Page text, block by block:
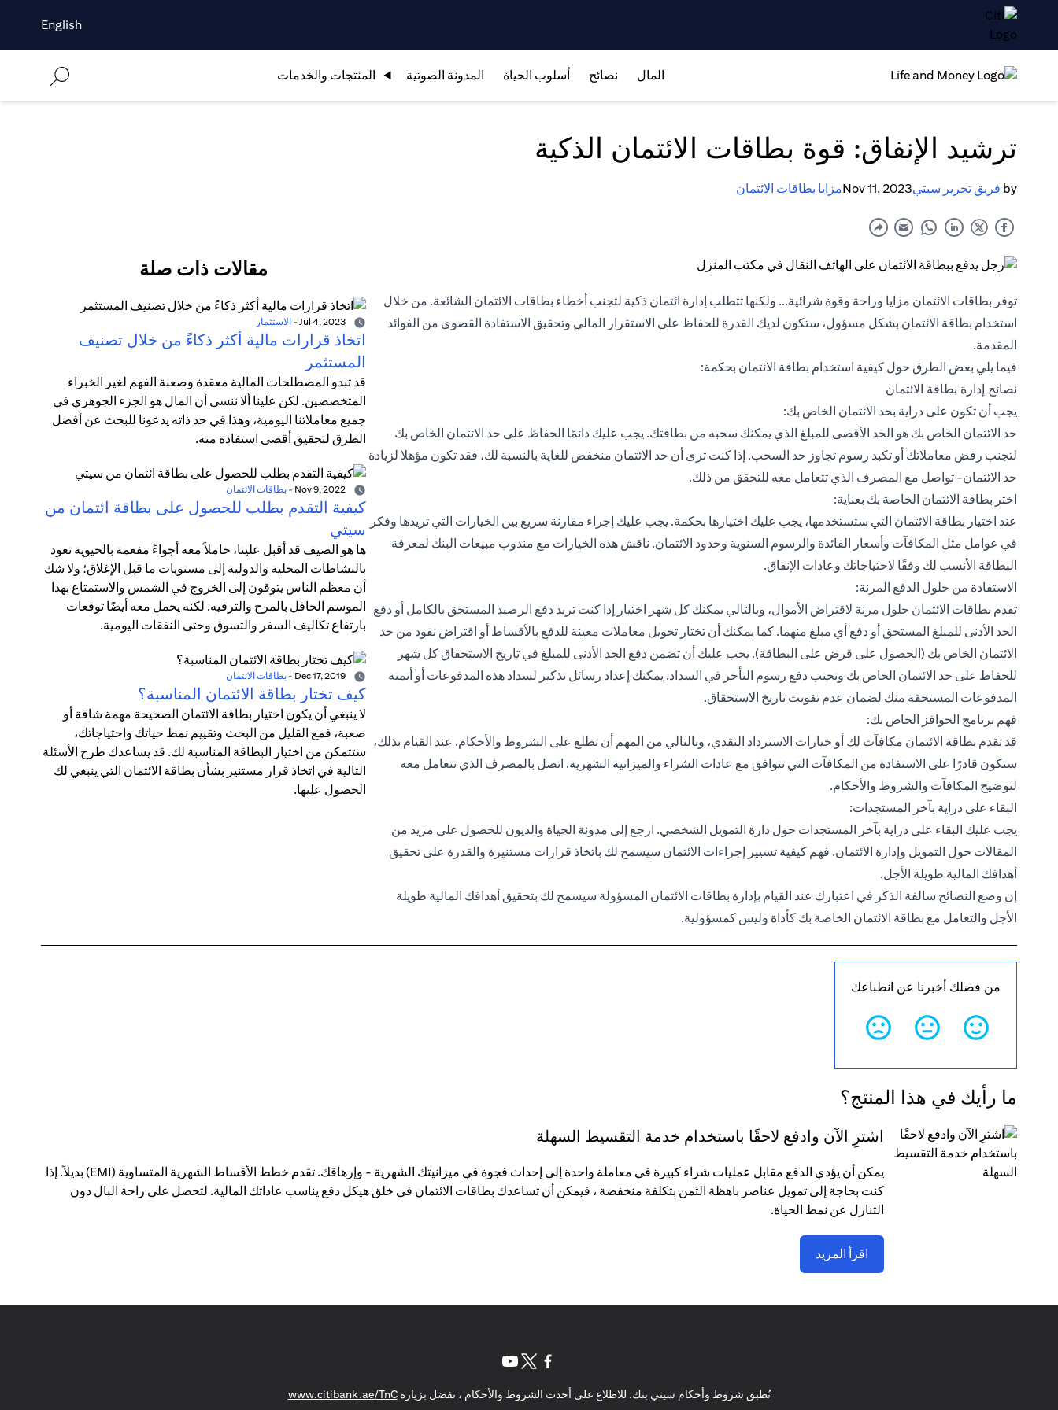
English
المال نصائح أسلوب الحياة المدونة الصوتية المنتجات والخدمات
ترشيد الإنفاق: قوة بطاقات الائتمان الذكية
by فريق تحرير سيتيNov 11, 2023مزايا بطاقات الائتمان
توفر بطاقات الائتمان مزايا وراحة وقوة شرائية... ولكنها تتطلب إدارة ائتمان ذكية لتجنب أخطاء بطاقات الائتمان الشائعة. من خلال
استخدام بطاقة الائتمان بشكل مسؤول، ستكون لديك القدرة للحفاظ على الاستقرار المالي وتحقيق الاستفادة القصوى من الفوائد
المقدمة.
فيما يلي بعض الطرق حول كيفية استخدام بطاقة الائتمان بحكمة:
نصائح إدارة بطاقة الائتمان
يجب أن تكون على دراية بحد الائتمان الخاص بك:
حد الائتمان الخاص بك هو الحد الأقصى للمبلغ الذي يمكنك سحبه من بطاقتك. يجب عليك دائمًا الحفاظ على حد الائتمان الخاص بك
لتجنب رفض معاملاتك أو تكبد رسوم تجاوز حد السحب. إذا كنت ترى أن حد الائتمان منخفض للغاية بالنسبة لك، فقد تكون مؤهلا لزيادة
حد الائتمان- تواصل مع المصرف الذي تتعامل معه للتحقق من ذلك.
اختر بطاقة الائتمان الخاصة بك بعناية:
عند اختيار بطاقة الائتمان التي ستستخدمها، يجب عليك اختيارها بحكمة. يجب عليك إجراء مقارنة سريع بين الخيارات التي تريدها وفكر
في عوامل مثل المكافآت وأسعار الفائدة والرسوم السنوية وحدود الائتمان. ناقش هذه الخيارات مع مندوب مبيعات البنك لمعرفة
البطاقة الأنسب لك وفقًا لاحتياجاتك وعادات الإنفاق.
الاستفادة من حلول الدفع المرنة:
تقدم بطاقات الائتمان حلول مرنة لاقتراض الأموال، وبالتالي يمكنك كل شهر اختيار إذا كنت تريد دفع الرصيد المستحق بالكامل أو دفع
الحد الأدنى للمبلغ المستحق أو دفع أي مبلغ منهما. كما يمكنك أن تختار تحويل معاملات معينة للدفع بالأقساط أو اقتراض نقود من حد
الائتمان الخاص بك (الحصول على قرض على البطاقة). يجب عليك أن تضمن دفع الحد الأدنى للمبلغ في تاريخ الاستحقاق كل شهر
للحفاظ على حد الائتمان الخاص بك وتجنب دفع رسوم التأخر في السداد. يمكنك إعداد رسائل تذكير لسداد هذه المدفوعات أو أتمتة
المدفوعات المستحقة منك لضمان عدم تفويت تاريخ الاستحقاق.
فهم برنامج الحوافز الخاص بك:
قد تقدم بطاقة الائتمان مكافآت لك أو خيارات الاسترداد النقدي، وبالتالي من المهم أن تطلع على الشروط والأحكام. عند القيام بذلك،
ستكون قادرًا على الاستفادة من المكافآت التي تتوافق مع عادات الشراء والميزانية الشهرية. اتصل بالمصرف الذي تتعامل معه
لتوضيح المكافآت والشروط والأحكام.
البقاء على دراية بآخر المستجدات:
يجب عليك البقاء على دراية بآخر المستجدات حول دارة التمويل الشخصي. ارجع إلى مدونة الحياة والديون للحصول على مزيد من
المقالات حول التمويل وإدارة الائتمان. فهم كيفية تسيير إجراءات الائتمان سيسمح لك باتخاذ قرارات مستنيرة والقدرة على تحقيق
أهدافك المالية طويلة الأجل.
إن وضع النصائح سالفة الذكر في اعتبارك عند القيام بإدارة بطاقات الائتمان المسؤولة سيسمح لك بتحقيق أهدافك المالية طويلة
الأجل والتعامل مع بطاقة الائتمان الخاصة بك كأداة وليس كمسؤولية.
مقالات ذات صلة
- الاستثمار
اتخاذ قرارات مالية أكثر ذكاءً من خلال تصنيف
المستثمر
قد تبدو المصطلحات المالية معقدة وصعبة الفهم لغير الخبراء
المتخصصين. لكن علينا ألا ننسى أن المال هو الجزء الجوهري في
جميع معاملاتنا اليومية، وهذا في حد ذاته يدعونا للبحث عن أفضل
الطرق لتحقيق أقصى استفادة منه.
- بطاقات الائتمان
كيفية التقدم بطلب للحصول على بطاقة ائتمان من
سيتي
ها هو الصيف قد أقبل علينا، حاملاً معه أجواءً مفعمة بالحيوية تعود
بالنشاطات المحلية والدولية إلى مستويات ما قبل الإغلاق؛ ولا شك
أن معظم الناس يتوقون إلى الخروج في الشمس والاستمتاع بهذا
الموسم الحافل بالمرح والترفيه. لكنه يحمل معه أيضًا توقعات
بارتفاع تكاليف السفر والتسوق وحتى النفقات اليومية.
- بطاقات الائتمان
كيف تختار بطاقة الائتمان المناسبة؟
لا ينبغي أن يكون اختيار بطاقة الائتمان الصحيحة مهمة شاقة أو
صعبة، فمع القليل من البحث وتقييم نمط حياتك واحتياجاتك،
ستتمكن من اختيار البطاقة المناسبة لك. قد يساعدك طرح الأسئلة
التالية في اتخاذ قرار مستنير بشأن بطاقة الائتمان التي ينبغي لك
الحصول عليها.
من فضلك أخبرنا عن انطباعك
ما رأيك في هذا المنتج؟
اشترِ الآن وادفع لاحقًا باستخدام خدمة التقسيط السهلة
يمكن أن يؤدي الدفع مقابل عمليات شراء كبيرة في معاملة واحدة إلى إحداث فجوة في ميزانيتك الشهرية - وإرهاقك. تقدم خطط الأقساط الشهرية المتساوية (EMI) بديلاً. إذا
كنت بحاجة إلى تمويل عناصر باهظة الثمن بتكلفة منخفضة ، فيمكن أن تساعدك بطاقات الائتمان في خلق هيكل دفع يناسب عاداتك المالية. لتحصل على راحة البال دون
التنازل عن نمط الحياة.
اقرأ المزيد
تُطبق شروط وأحكام سيتي بنك. للاطلاع على أحدث الشروط والأحكام ، تفضل بزيارةwww.citibank.ae/TnC
(opens in a new tab)